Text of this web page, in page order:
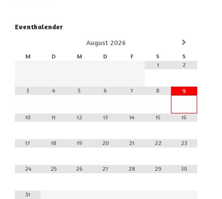
Eventkalender
August 2026
M D M D F S
S
1
2
3 4 5 6 7 8 9
10 11 12 13 14 15 16
17 18 19 20 21 22 23
24 25 26 27 28 29 30
31